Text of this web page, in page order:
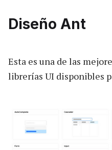
Diseño Ant
Esta es una de las
librerías UI disponibles